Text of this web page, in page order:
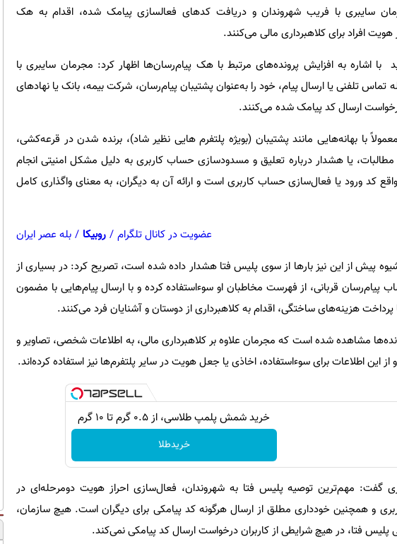
سایبری با فریب شهروندان و دریافت کدهای فعالسازی پیامک شده، اقدام به هک
افراد برای کلاهبرداری مالی می‌کنند.
با اشاره به افزایش پرونده‌های مرتبط با هک پیام‌رسان‌ها اظهار کرد: مجرمان سایبری با
تماس تلفنی یا ارسال پیام، خود را به‌عنوان پشتیبان پیام‌رسان، شرکت بیمه، بانک یا نهادهای
ارسال کد پیامک شده می‌کنند.
با بهانه‌هایی مانند پشتیبان (بویژه پلتفرم هایی نظیر شاد)، برنده شدن در قرعه‌کشی،
مطالبات، یا هشدار درباره تعلیق و مسدودسازی حساب کاربری به دلیل مشکل امنیتی انجام
کد ورود یا فعال‌سازی حساب کاربری است و ارائه آن به دیگران، به معنای واگذاری کامل
عضویت در کانال تلگرام / روبیکا / بله عصر ایران
پیش از این نیز بارها از سوی پلیس فتا هشدار داده شده است، تصریح کرد: در بسیاری از
پیام‌رسان قربانی، از فهرست مخاطبان او سوءاستفاده کرده و با ارسال پیام‌هایی با مضمون
هزینه‌های ساختگی، اقدام به کلاهبرداری از دوستان و آشنایان فرد می‌کنند.
مشاهده شده است که مجرمان علاوه بر کلاهبرداری مالی، به اطلاعات شخصی، تصاویر و
این اطلاعات برای سوءاستفاده، اخاذی یا جعل هویت در سایر پلتفرم‌ها نیز استفاده کرده‌اند.
خرید شمش پلمپ طلاسی، از ۰.۵ گرم تا ۱۰ گرم
خریدطلا
گفت: مهم‌ترین توصیه پلیس فتا به شهروندان، فعال‌سازی احراز هویت دومرحله‌ای در
و همچنین خودداری مطلق از ارسال هرگونه کد پیامکی برای دیگران است. هیچ سازمان،
پلیس فتا، در هیچ شرایطی از کاربران درخواست ارسال کد پیامکی نمی‌کند.